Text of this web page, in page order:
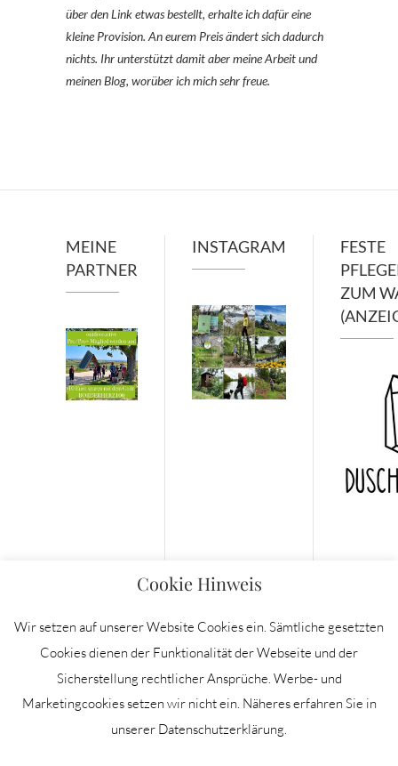
über den Link etwas bestellt, erhalte ich dafür eine
kleine Provision. An eurem Preis ändert sich dadurch
nichts. Ihr unterstützt damit aber meine Arbeit und
meinen Blog, worüber ich mich sehr freue.
MEINE
PARTNER
INSTAGRAM
FESTE
ZUM
IMPRESSUM
DATENSCHUTZERKLÄRUNG
Cookie Hinweis
Wir setzen auf unserer Website Cookies ein. Sämtliche gesetzten
Cookies dienen der Funktionalität der Webseite und der
Sicherstellung rechtlicher Ansprüche. Werbe- und
Marketingcookies setzen wir nicht ein. Näheres erfahren Sie in
unserer Datenschutzerklärung.